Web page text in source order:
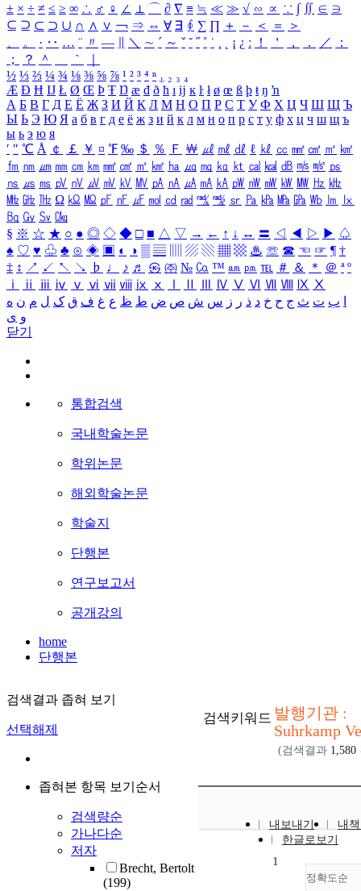
± × ÷ ≠ ≤ ≥ ∞ ∴ ♂ ♀ ∠ ⊥ ⌒ ∂ ∇ ≡ ≒ ≪ ≫ √ ∽ ∝ ∵ ∫ ∬ ∈ ∋
⊆ ⊇ ⊂ ⊃ ∪ ∩ ∧ ∨ ￢ ⇒ ⇔ ∀ ∃ ∮ ∑ ∏ ＋ － ＜ ＝
＞
、
。 · ‥ … ¨ 〃 ― ＼ ∼ ´ ～ ˇ ˘ ˝ ˚ ˙ ¸ ¡ ¿ ː ！ ＇ ， ． ／
：
；
？ ＾ ｀
½ ⅓ ⅔ ¼ ¾ ⅛ ⅜ ⅝ ⅞ ¹ ² ³ ⁴ ⁿ ₁ ₂ ₃ ₄
Æ Ð Ħ Ĳ Ł Ø Œ Þ Ŧ Ŋ æ đ ð ħ ı ĳ ĸ ŀ ł ø œ ß þ ŧ ŋ ŉ
А Б В Г Д Е Ё Ж З И Й К Л М Н О П Р С Т У Ф Х Ц Ч Ш Щ Ъ
Ы Ь Э Ю Я а б в г д е ё ж з и й к л м н о п р с т у ф х ц ч ш щ ъ
ы ь э ю я
′ ″ ℃ Å ￠ ￡ ￥ ¤ ℉ ‰ ＄ ％ Ｆ ￦ ㎕ ㎖ ㎗ ℓ ㎘ ㏄ ㎣ ㎤ ㎥ ㎦
㎙ ㎚ ㎛ ㎜ ㎝ ㎞ ㎟ ㎠ ㎡ ㎢ ㏊ ㎍ ㎎ ㎏ ㏏ ㎈ ㎉ ㏈ ㎧ ㎨ ㎰
㎱ ㎲ ㎳ ㎴ ㎵ ㎶ ㎷ ㎸ ㎹ ㎀ ㎁ ㎂ ㎃ ㎄ ㎺ ㎻ ㎽ ㎾ ㎿ ㎐ ㎑
㎒ ㎓ ㎔ Ω ㏀ ㏁ ㎊ ㎋ ㎌ ㏖ ㏅ ㎭ ㎮ ㎯ ㏛ ㎩ ㎪ ㎫ ㎬ ㏝ ㏐
㏓
㏃ ㏉ ㏜ ㏆
§ ※ ☆ ★ ○ ● ◎ ◇ ◆ □ ■ △ ▽ → ← ↑ ↓ ↔ 〓 ◁ ◀ ▷ ▶ ♤
♠ ♡ ♥ ♧ ♣ ⊙ ◈ ▣ ◐ ◑ ▒ ▤ ▨ ▧ ▦ ▩ ♨ ☏ ☎ ☜ ☞ ¶ †
‡ ↕ ↗ ↙ ↖ ↘ ♭ ♩ ♪ ♬ ㉿ ㈜ № ㏇ ™ ㏂ ㏘ ℡ ＃ ＆ ＊ ＠ ª º
ⅰ
ⅱ ⅲ ⅳ ⅴ ⅵ ⅶ ⅷ ⅸ ⅹ Ⅳ Ⅴ Ⅵ Ⅶ Ⅷ Ⅸ Ⅹ
ب ت ث ج ح خ د ذ ر ز س ش ص ض ط ظ ع غ ف ق ک ل م ن ه
و ی
닫기
통합검색
국내학술논문
학위논문
해외학술논문
학술지
단행본
연구보고서
공개강의
home
단행본
검색결과 좁혀 보기
선택해제
좁혀본 항목 보기순서
검색량순
가나다순
저자
Brecht, Bertolt
(199)
검색키워드 발행기관 :
Suhrkamp
(검색결과 1,580
내보내기
내
한글로보기
정확도순
1